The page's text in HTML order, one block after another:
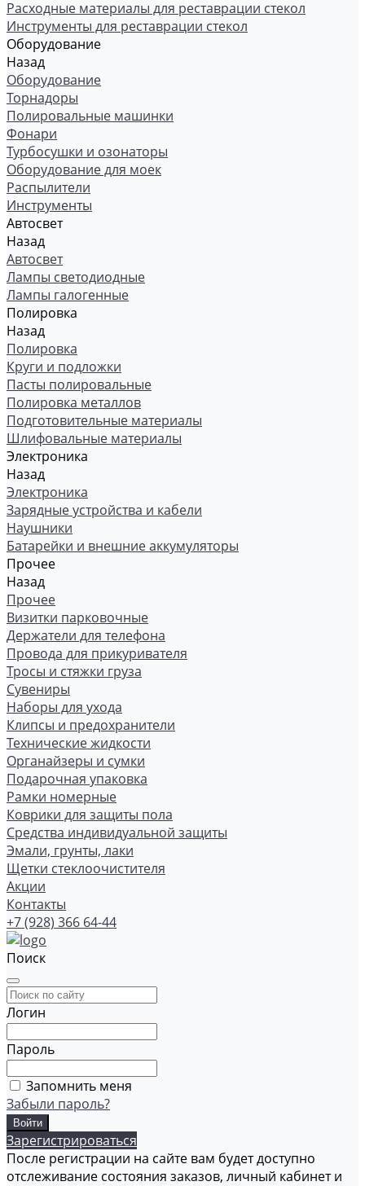
Расходные материалы для реставрации стекол
Инструменты для реставрации стекол
Оборудование
Назад
Оборудование
Торнадоры
Полировальные машинки
Фонари
Турбосушки и озонаторы
Оборудование для моек
Распылители
Инструменты
Автосвет
Назад
Автосвет
Лампы светодиодные
Лампы галогенные
Полировка
Назад
Полировка
Круги и подложки
Пасты полировальные
Полировка металлов
Подготовительные материалы
Шлифовальные материалы
Электроника
Назад
Электроника
Зарядные устройства и кабели
Наушники
Батарейки и внешние аккумуляторы
Прочее
Назад
Прочее
Визитки парковочные
Держатели для телефона
Провода для прикуривателя
Тросы и стяжки груза
Сувениры
Наборы для ухода
Клипсы и предохранители
Технические жидкости
Органайзеры и сумки
Подарочная упаковка
Рамки номерные
Коврики для защиты пола
Средства индивидуальной защиты
Эмали, грунты, лаки
Щетки стеклоочистителя
Акции
Контакты
+7 (928) 366 64-44
Поиск
Логин
Пароль
Запомнить меня
Забыли пароль?
Зарегистрироваться
После регистрации на сайте вам будет доступно
отслеживание состояния заказов, личный кабинет и